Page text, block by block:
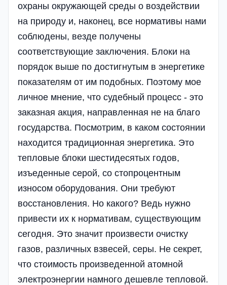
охраны окружающей среды о воздействии
на природу и, наконец, все нормативы нами
соблюдены, везде получены
соответствующие заключения. Блоки на
порядок выше по достигнутым в энергетике
показателям от им подобных. Поэтому мое
личное мнение, что судебный процесс - это
заказная акция, направленная не на благо
государства. Посмотрим, в каком состоянии
находится традиционная энергетика. Это
тепловые блоки шестидесятых годов,
изъеденные серой, со стопроцентным
износом оборудования. Они требуют
восстановления. Но какого? Ведь нужно
привести их к нормативам, существующим
сегодня. Это значит произвести очистку
газов, различных взвесей, серы. Не секрет,
что стоимость произведенной атомной
электроэнергии намного дешевле тепловой.